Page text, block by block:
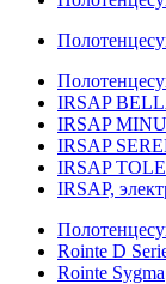
IRSAP
IRSAP
IRSAP
IRSAP TOLE
IRSAP,
Rointe D
Rointe Sygma